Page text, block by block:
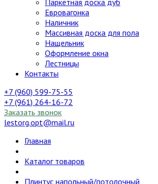
Паркетная доска дуб
Евровагонка
Наличник
Массивная доска для пола
Нащельник
Оформление окна
Лестницы
Контакты
+7 (960) 599-75-55
+7 (961) 264-16-72
Заказать звонок
lestorg.opt@mail.ru
Главная
Каталог товаров
Плинтус напольный/потолочный